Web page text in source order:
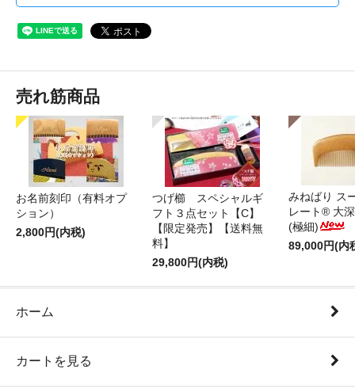
売れ筋商品
お名前刻印（有料オプ
ション）
2,800円(内税)
つげ櫛 スペシャルギ
フト３点セット【C】
【限定発売】【送料無
料】
29,800円(内税)
みねばり ス
レート® 大
(極細)
89,000円(内
ホーム
カートを見る